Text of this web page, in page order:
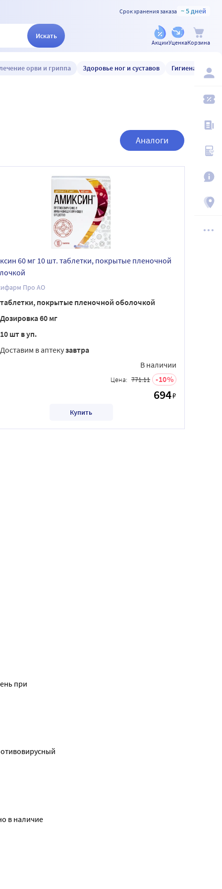
Срок хранения заказа ~ 5 дней
Искать
АкцииУценкаКорзина
орви и гриппа Здоровье ног и суставов Гигиена и уход
Аналоги
60 мг 10 шт. таблетки, покрытые пленочной
Про АО
таблетки, покрытые пленочной оболочкой
Дозировка 60 мг
10 шт в уп.
Доставим в аптекузавтра
В наличии
Цена: 771.11 10
694₽
Купить
при
в наличие